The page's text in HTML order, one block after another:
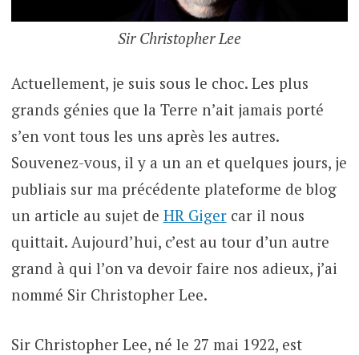
Sir Christopher Lee
Actuellement, je suis sous le choc. Les plus
grands génies que la Terre n’ait jamais porté
s’en vont tous les uns après les autres.
Souvenez-vous, il y a un an et quelques jours, je
publiais sur ma précédente plateforme de blog
un article au sujet de HR Gigercar il nous
quittait. Aujourd’hui, c’est au tour d’un autre
grand à qui l’on va devoir faire nos adieux, j’ai
nommé Sir Christopher Lee.
Sir Christopher Lee, né le 27 mai 1922, est